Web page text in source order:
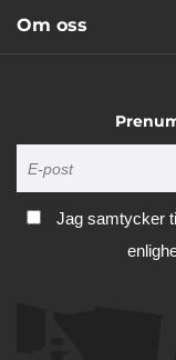
Om oss
Jag samtycker